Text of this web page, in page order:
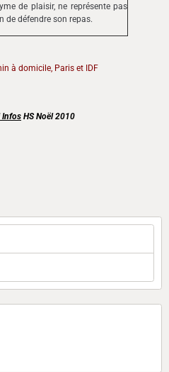
de plaisir, ne représente pas
de défendre son repas.
à domicile, Paris et IDF
Infos HS Noël 2010